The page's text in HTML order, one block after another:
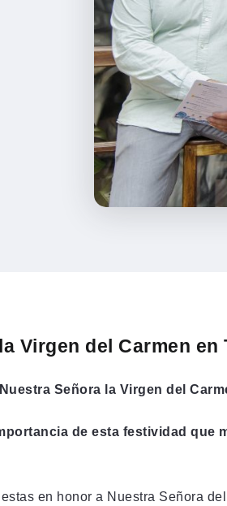
Virgen del Carmen en
Señora la Virgen del
de esta festividad que
en honor a Nuestra Señora